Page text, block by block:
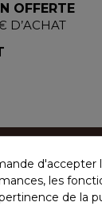
OFFERTE
D’ACHAT
d'accepter
les
de la